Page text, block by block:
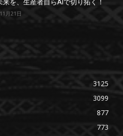
来を、生産者自らAIで切り拓く！
月21日
3125
3099
877
773